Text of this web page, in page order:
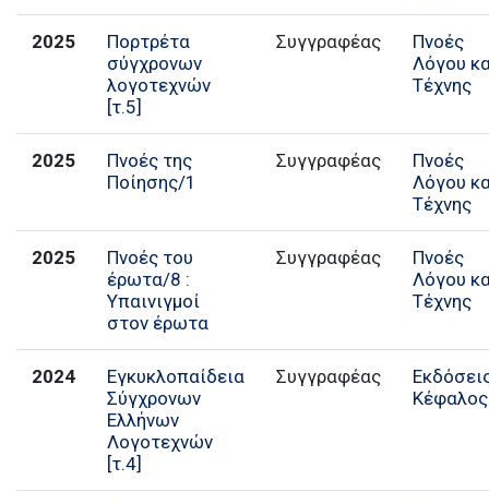
2025
Πορτρέτα
σύγχρονων
λογοτεχνών
[τ.5]
Συγγραφέας
Πνοές
Λόγου
Τέχνης
2025
Πνοές της
Ποίησης/1
Συγγραφέας
Πνοές
Λόγου
Τέχνης
2025
Πνοές του
έρωτα/8 :
Υπαινιγμοί
στον έρωτα
Συγγραφέας
Πνοές
Λόγου
Τέχνης
2024
Εγκυκλοπαίδεια
Σύγχρονων
Ελλήνων
Λογοτεχνών
[τ.4]
Συγγραφέας
Κέφαλος